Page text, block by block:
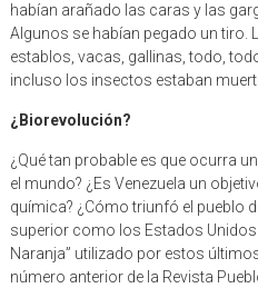
Algunos se habían pegado un tiro.
establos, vacas, gallinas, todo,
incluso los insectos estaban
el mundo? ¿Es Venezuela un
química? ¿Cómo triunfó el pueblo
superior como los Estados Unidos
Naranja” utilizado por estos
número anterior de la Revista
IRRESTRICTA”, nos puede dar